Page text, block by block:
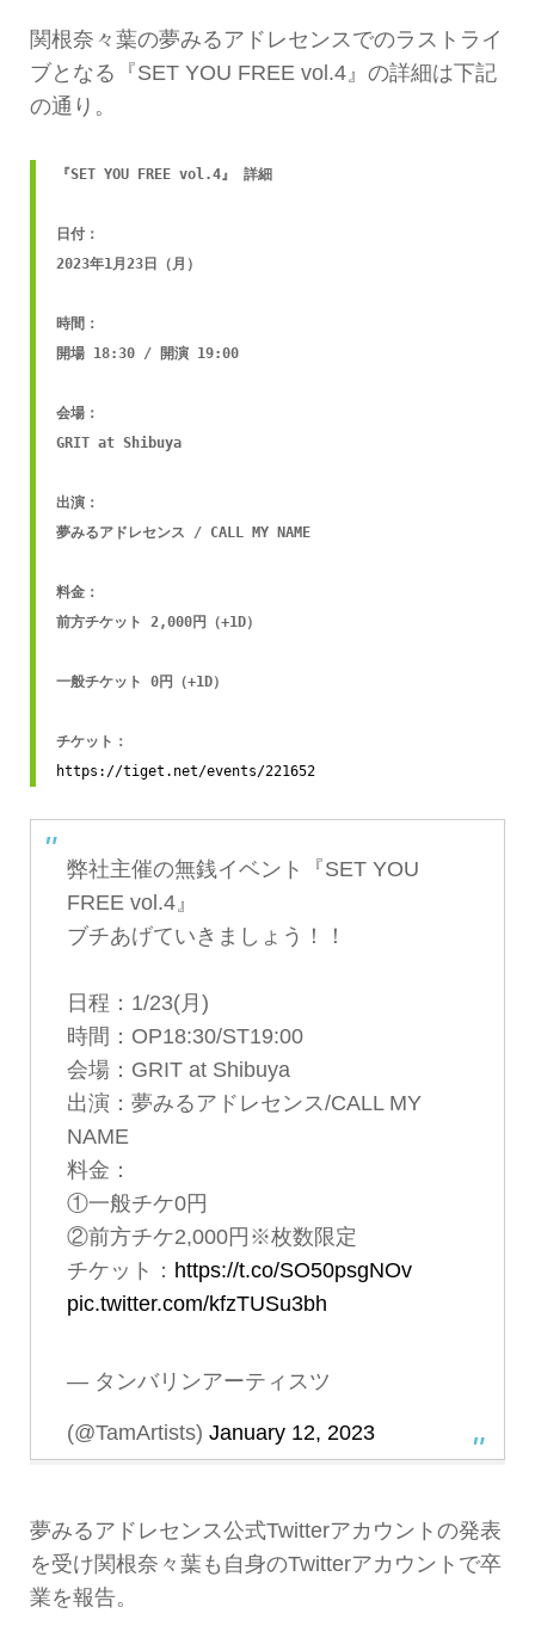
関根奈々葉の夢みるアドレセンスでのラストライ
ブとなる『SET YOU FREE vol.4』の詳細は下記
の通り。
『SET YOU FREE vol.4』 詳細
日付：
2023年1月23日（月）
時間：
開場 18:30 / 開演 19:00
会場：
GRIT at Shibuya
出演：
夢みるアドレセンス / CALL MY NAME
料金：
前方チケット 2,000円（+1D）
一般チケット 0円（+1D）
https://tiget.net/events/221652
弊社主催の無銭イベント『SET YOU
FREE vol.4』
ブチあげていきましょう！！
日程：1/23(月)
時間：OP18:30/ST19:00
会場：GRIT at Shibuya
出演：夢みるアドレセンス/CALL MY
NAME
料金：
①一般チケ0円
②前方チケ2,000円※枚数限定
チケット： https://t.co/SO50psgNOv
pic.twitter.com/kfzTUSu3bh
— タンバリンアーティスツ
(@TamArtists) January 12, 2023
夢みるアドレセンス公式Twitterアカウントの発表
を受け関根奈々葉も自身のTwitterアカウントで卒
業を報告。